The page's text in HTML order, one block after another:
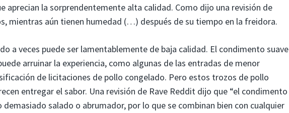
aprecian la sorprendentemente alta calidad. Como dijo una revisión de
mientras aún tienen humedad (…) después de su tiempo en la freidora.
a veces puede ser lamentablemente de baja calidad. El condimento suave
arruinar la experiencia, como algunas de las entradas de menor
de licitaciones de pollo congelado. Pero estos trozos de pollo
entregar el sabor. Una revisión de Rave Reddit dijo que “el condimento
demasiado salado o abrumador, por lo que se combinan bien con cualquier